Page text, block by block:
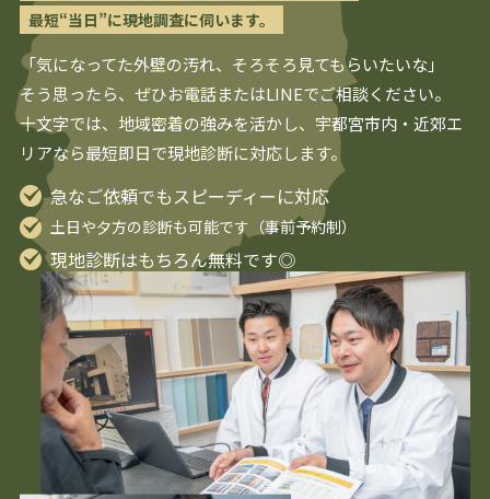
最短“当日”に現地調査に伺います。
「気になってた外壁の汚れ、そろそろ見てもらいたいな」
そう思ったら、ぜひお電話またはLINEでご相談ください。
十文字では、地域密着の強みを活かし、 宇都宮市内・近郊エ
リアなら最短即日で現地診断に対応します。
急なご依頼でもスピーディーに対応
土日や夕方の診断も可能です（事前予約制）
現地診断はもちろん無料です◎